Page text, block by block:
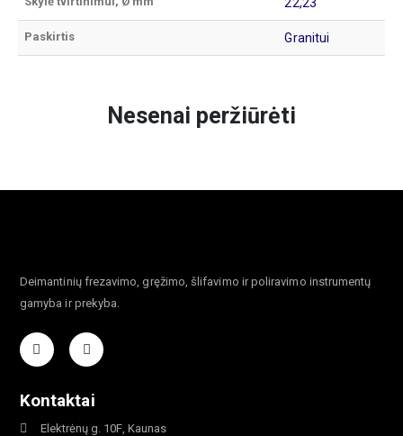
Paskirtis Granitui
Nesenai peržiūrėti
Deimantinių frezavimo, gręžimo, šlifavimo ir poliravimo instrumentų
gamyba ir prekyba.
Kontaktai
Elektrėnų g. 10F, Kaunas